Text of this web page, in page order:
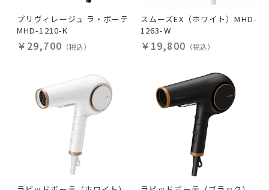
プリヴィレージュ ラ・ボーテ
MHD-1210-K
￥29,700 （税込）
スムーズEX（ホワイト）MHD-
1263-W
￥19,800 （税込）